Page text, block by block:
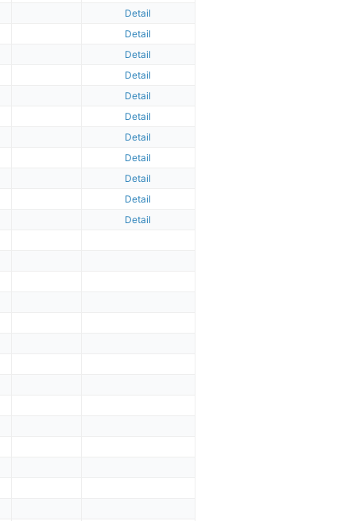
Detail
Detail
Detail
Detail
Detail
Detail
Detail
Detail
Detail
Detail
Detail